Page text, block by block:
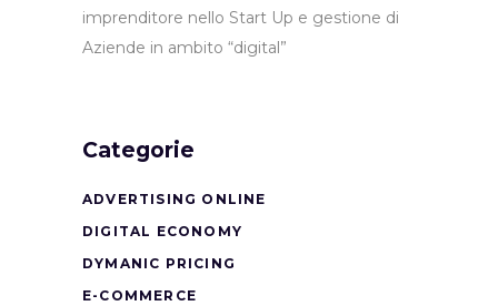
imprenditore nello Start Up e gestione di
Aziende in ambito “digital”
Categorie
ADVERTISING ONLINE
DIGITAL ECONOMY
DYMANIC PRICING
E-COMMERCE